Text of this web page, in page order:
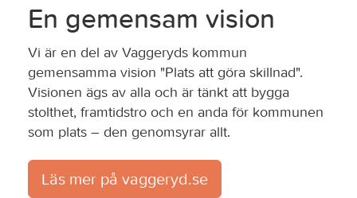
En gemensam vision
Vi är en del av Vaggeryds kommun
gemensamma vision "Plats att göra skillnad".
Visionen ägs av alla och är tänkt att bygga
stolthet, framtidstro och en anda för kommunen
som plats – den genomsyrar allt.
Läs mer på vaggeryd.se